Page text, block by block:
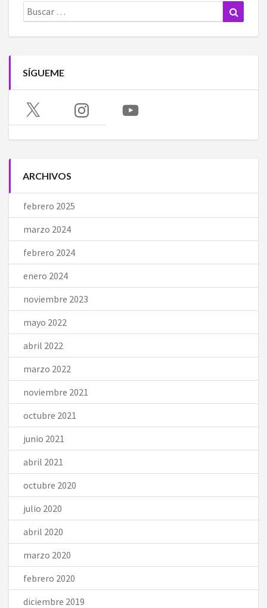
Buscar:
SÍGUEME
X Instagram YouTube
ARCHIVOS
febrero 2025
marzo 2024
febrero 2024
enero 2024
noviembre 2023
mayo 2022
abril 2022
marzo 2022
noviembre 2021
octubre 2021
junio 2021
abril 2021
octubre 2020
julio 2020
abril 2020
marzo 2020
febrero 2020
diciembre 2019